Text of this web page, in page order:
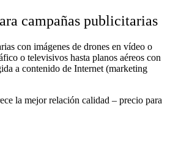
campañas publicitarias
con imágenes de drones en vídeo o
o televisivos hasta planos aéreos con
a contenido de Internet (marketing
la mejor relación calidad – precio para